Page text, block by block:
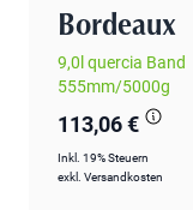
Bordeaux
9,0l quercia Band
555mm/5000g
113,06 €
Inkl. 19% Steuern
exkl. Versandkosten